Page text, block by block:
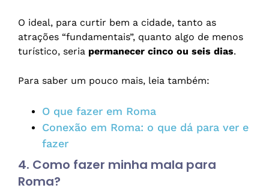
O ideal, para curtir bem a cidade, tanto as
atrações “fundamentais”, quanto algo de menos
turístico, seria permanecer cinco ou seis dias.
Para saber um pouco mais, leia também:
O que fazer em Roma
Conexão em Roma: o que dá para ver e
fazer
4. Como fazer minha mala para
Roma?